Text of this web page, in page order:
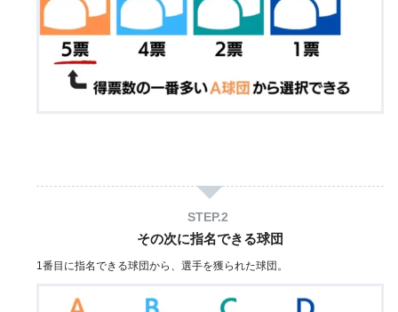
その次に指名できる球団
1番目に指名できる球団から、選手を獲られた球団。